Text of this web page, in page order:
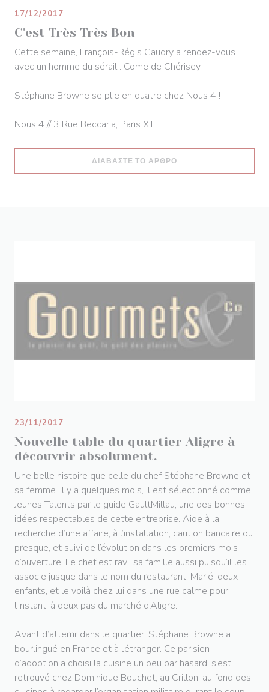
C'est Très Très Bon
17/12/2017
Cette semaine, François-Régis Gaudry a rendez-vous
avec un homme du sérail : Come de Chérisey !
Stéphane Browne se plie en quatre chez Nous 4 !
Nous 4 // 3 Rue Beccaria, Paris XII
ΔΙΑΒΆΣΤΕ ΤΟ ΆΡΘΡΟ
Nouvelle table du quartier Aligre à
découvrir absolument.
23/11/2017
Une belle histoire que celle du chef Stéphane Browne et
sa femme. Il y a quelques mois, il est sélectionné comme
Jeunes Talents par le guide GaultMillau, une des bonnes
idées respectables de cette entreprise. Aide à la
recherche d’une affaire, à l’installation, caution bancaire ou
presque, et suivi de l’évolution dans les premiers mois
d’ouverture. Le chef est ravi, sa famille aussi puisqu’il les
associe jusque dans le nom du restaurant. Marié, deux
enfants, et le voilà chez lui dans une rue calme pour
l’instant, à deux pas du marché d’Aligre.
Avant d’atterrir dans le quartier, Stéphane Browne a
bourlingué en France et à l’étranger. Ce parisien
d’adoption a choisi la cuisine un peu par hasard, s’est
retrouvé chez Dominique Bouchet, au Crillon, au fond des